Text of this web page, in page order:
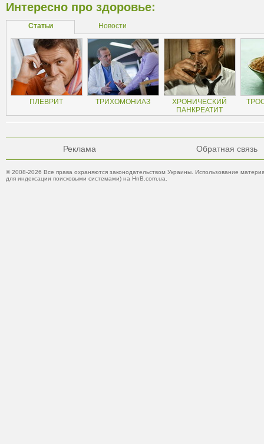
Интересно про здоровье:
Статьи Новости
ПЛЕВРИТ ТРИХОМОНИАЗ
ХРОНИЧЕСКИЙ
ПАНКРЕАТИТ
Реклама Обратная связь
© 2008-2026 Все права охраняются законодательством Украины. Использование
для индексации поисковыми системами) на HnB.com.ua.